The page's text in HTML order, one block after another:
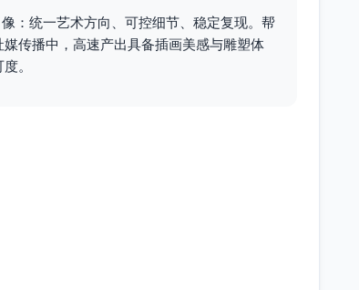
：统一艺术方向、可控细节、稳定复现。帮
传播中，高速产出具备插画美感与雕塑体
。